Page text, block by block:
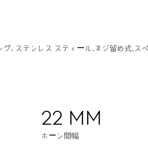
グ. ステンレス スティール、ネジ留め式、
22 MM
ホーン間幅